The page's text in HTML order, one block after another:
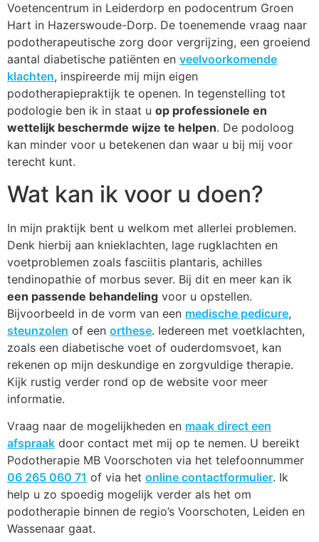
Voetencentrum in Leiderdorp en podocentrum Groen
Hart in Hazerswoude-Dorp. De toenemende vraag naar
podotherapeutische zorg door vergrijzing, een groeiend
aantal diabetische patiënten en veelvoorkomende
klachten, inspireerde mij mijn eigen
podotherapiepraktijk te openen. In tegenstelling tot
podologie ben ik in staat u op professionele en
wettelijk beschermde wijze te helpen. De podoloog
kan minder voor u betekenen dan waar u bij mij voor
terecht kunt.
Wat kan ik voor u doen?
In mijn praktijk bent u welkom met allerlei problemen.
Denk hierbij aan knieklachten, lage rugklachten en
voetproblemen zoals fasciitis plantaris, achilles
tendinopathie of morbus sever. Bij dit en meer kan ik
een passende behandeling voor u opstellen.
Bijvoorbeeld in de vorm van een medische pedicure,
steunzolen of een orthese. Iedereen met voetklachten,
zoals een diabetische voet of ouderdomsvoet, kan
rekenen op mijn deskundige en zorgvuldige therapie.
Kijk rustig verder rond op de website voor meer
informatie.
Vraag naar de mogelijkheden en maak direct een
afspraak door contact met mij op te nemen. U bereikt
Podotherapie MB Voorschoten via het telefoonnummer
06 265 060 71 of via het online contactformulier. Ik
help u zo spoedig mogelijk verder als het om
podotherapie binnen de regio’s Voorschoten, Leiden en
Wassenaar gaat.